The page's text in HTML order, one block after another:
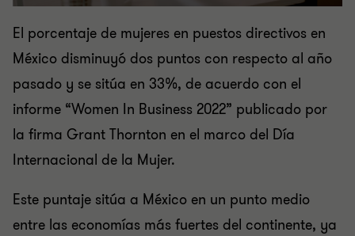
El porcentaje de mujeres en puestos directivos en
México disminuyó dos puntos con respecto al año
pasado y se sitúa en 33%, de acuerdo con el
informe “Women In Business 2022” publicado por
la firma Grant Thornton en el marco del Día
Internacional de la Mujer.
Este puntaje sitúa a México en un punto medio
entre las economías más fuertes del continente, ya